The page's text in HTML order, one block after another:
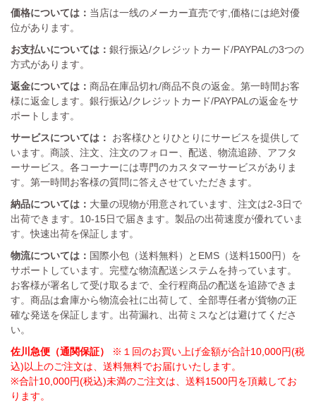
価格については： 当店は一线のメーカー直売です,価格には絶対優
位があります。
お支払いについては： 銀行振込/クレジットカード/PAYPALの3つの
方式があります。
返金については： 商品在庫品切れ/商品不良の返金。第一時間お客
様に返金します。銀行振込/クレジットカード/PAYPALの返金をサ
ポートします。
サービスについては：
お客様ひとりひとりにサービスを提供して
います。商談、注文、注文のフォロー、配送、物流追跡、アフタ
ーサービス。各コーナーには専門のカスタマーサービスがありま
す。第一時間お客様の質問に答えさせていただきます。
納品については： 大量の現物が用意されています、注文は2-3日で
出荷できます。10-15日で届きます。製品の出荷速度が優れていま
す。快速出荷を保証します。
物流については： 国際小包（送料無料）とEMS（送料1500円）を
サポートしています。完璧な物流配送システムを持っています。
お客様が署名して受け取るまで、全行程商品の配送を追跡できま
す。商品は倉庫から物流会社に出荷して、全部専任者が貨物の正
確な発送を保証します。出荷漏れ、出荷ミスなどは避けてくださ
い。
佐川急便（通関保証）
※１回のお買い上げ金額が合計10,000円(税
込)以上のご注文は、送料無料でお届けいたします。
※合計10,000円(税込)未満のご注文は、送料1500円を頂戴してお
ります。